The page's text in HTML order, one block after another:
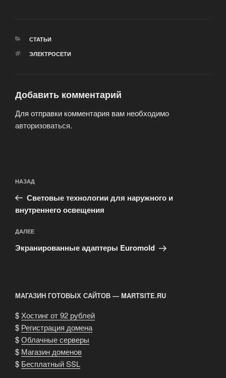
РУБРИКИ
СТАТЬИ
МЕТКИ
ЭЛЕКТРОСЕТИ
Добавить комментарий
Для отправки комментария вам необходимо
авторизоваться.
по
записям
Предыдущая
запись:
НАЗАД
Световые технологии для наружного и
внутреннего освещения
Следующая
запись
ДАЛЕЕ
Экранированные адаптеры Euromold
МАГАЗИН ГОТОВЫХ САЙТОВ — MARTSITE.RU
$ Хостинг от 92 рублей
$ Регистрация домена
$Облачные серверы
$ Магазин доменов
$ Бесплатный SSL